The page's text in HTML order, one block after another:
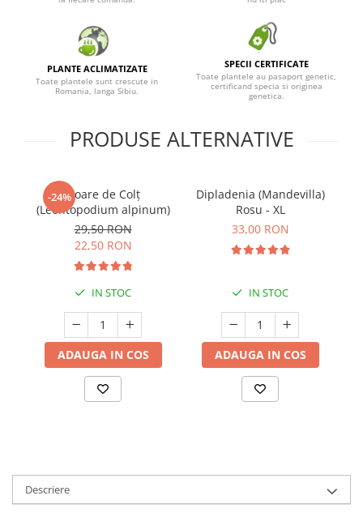
PLANTE ACLIMATIZATE
Toate plantele sunt crescute in
Romania, langa Sibiu.
SPECII CERTIFICATE
Toate plantele au pasaport genetic,
certificand specia si originea
genetica.
PRODUSE ALTERNATIVE
-24%Floare de Colț
(Leontopodium alpinum)
29,50 RON
22,50 RON
IN STOC
ADAUGA IN COS
Dipladenia (Mandevilla)
Rosu - XL
33,00 RON
IN STOC
ADAUGA IN COS
Descriere